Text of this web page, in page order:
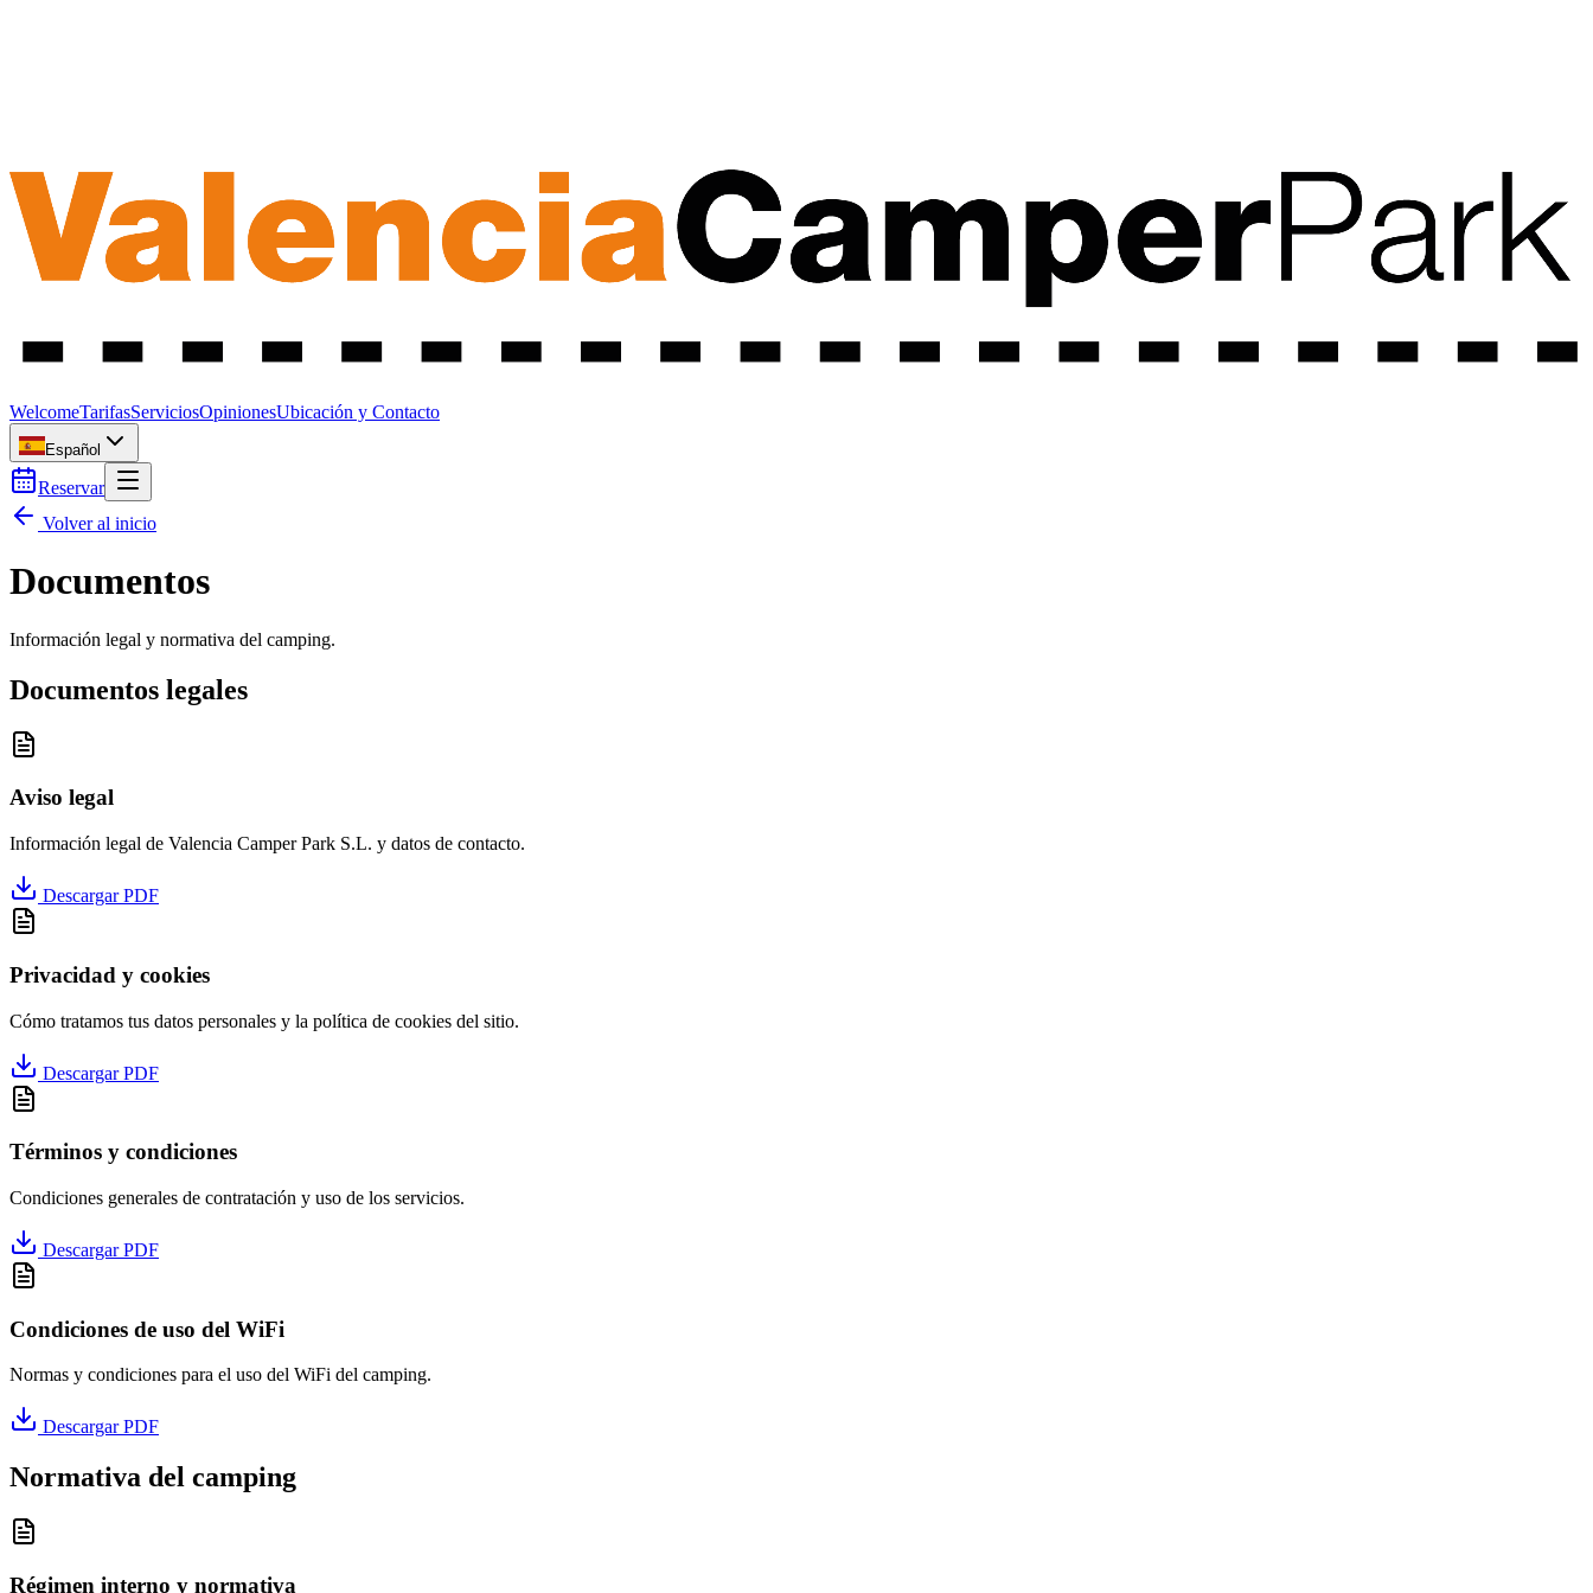
WelcomeTarifasServiciosOpinionesUbicación y Contacto
Español
Reservar
Volver al inicio
Documentos
Información legal y normativa del camping.
Documentos legales
Aviso legal
Información legal de Valencia Camper Park S.L. y datos de contacto.
Descargar PDF
Privacidad y cookies
Cómo tratamos tus datos personales y la política de cookies del sitio.
Descargar PDF
Términos y condiciones
Condiciones generales de contratación y uso de los servicios.
Descargar PDF
Condiciones de uso del WiFi
Normas y condiciones para el uso del WiFi del camping.
Descargar PDF
Normativa del camping
Régimen interno y normativa